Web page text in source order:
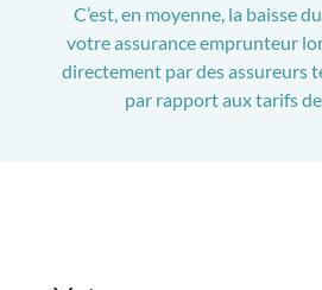
C’est, en moyenne, la baisse
votre assurance emprunteur
directement par des assureurs
par rapport aux tarifs